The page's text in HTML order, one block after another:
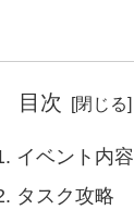
目次
イベント内容
タスク攻略